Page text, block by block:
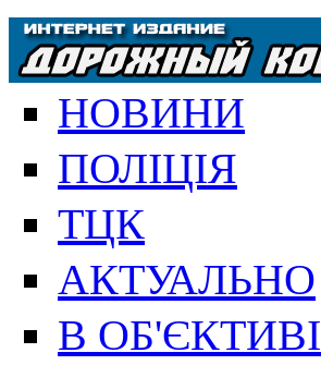
НОВИНИ
ПОЛІЦІЯ
ТЦК
АКТУАЛЬНО
В ОБ'ЄКТИВІ